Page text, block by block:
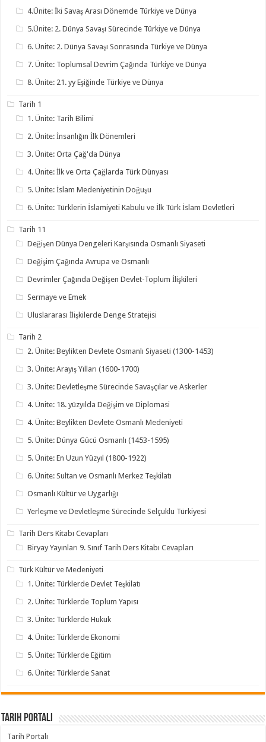
4.Ünite: İki Savaş Arası Dönemde Türkiye ve Dünya
5.Ünite: 2. Dünya Savaşı Sürecinde Türkiye ve Dünya
6. Ünite: 2. Dünya Savaşı Sonrasında Türkiye ve Dünya
7. Ünite: Toplumsal Devrim Çağında Türkiye ve Dünya
8. Ünite: 21. yy Eşiğinde Türkiye ve Dünya
Tarih 1
1. Ünite: Tarih Bilimi
2. Ünite: İnsanlığın İlk Dönemleri
3. Ünite: Orta Çağ'da Dünya
4. Ünite: İlk ve Orta Çağlarda Türk Dünyası
5. Ünite: İslam Medeniyetinin Doğuşu
6. Ünite: Türklerin İslamiyeti Kabulu ve İlk Türk İslam Devletleri
Tarih 11
Değişen Dünya Dengeleri Karşısında Osmanlı Siyaseti
Değişim Çağında Avrupa ve Osmanlı
Devrimler Çağında Değişen Devlet-Toplum İlişkileri
Sermaye ve Emek
Uluslararası İlişkilerde Denge Stratejisi
Tarih 2
2. Ünite: Beylikten Devlete Osmanlı Siyaseti (1300-1453)
3. Ünite: Arayış Yılları (1600-1700)
3. Ünite: Devletleşme Sürecinde Savaşçılar ve Askerler
4. Ünite: 18. yüzyılda Değişim ve Diplomasi
4. Ünite: Beylikten Devlete Osmanlı Medeniyeti
5. Ünite: Dünya Gücü Osmanlı (1453-1595)
5. Ünite: En Uzun Yüzyıl (1800-1922)
6. Ünite: Sultan ve Osmanlı Merkez Teşkilatı
Osmanlı Kültür ve Uygarlığı
Yerleşme ve Devletleşme Sürecinde Selçuklu Türkiyesi
Tarih Ders Kitabı Cevapları
Biryay Yayınları 9. Sınıf Tarih Ders Kitabı Cevapları
Türk Kültür ve Medeniyeti
1. Ünite: Türklerde Devlet Teşkilatı
2. Ünite: Türklerde Toplum Yapısı
3. Ünite: Türklerde Hukuk
4. Ünite: Türklerde Ekonomi
5. Ünite: Türklerde Eğitim
6. Ünite: Türklerde Sanat
Tarih Portalı
Tarih Portalı